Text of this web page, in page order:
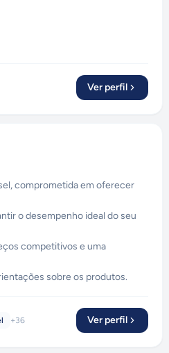
Ver perfil
comprometida em oferecer
o desempenho ideal do seu
competitivos e uma
sobre os produtos.
+36 Ver perfil